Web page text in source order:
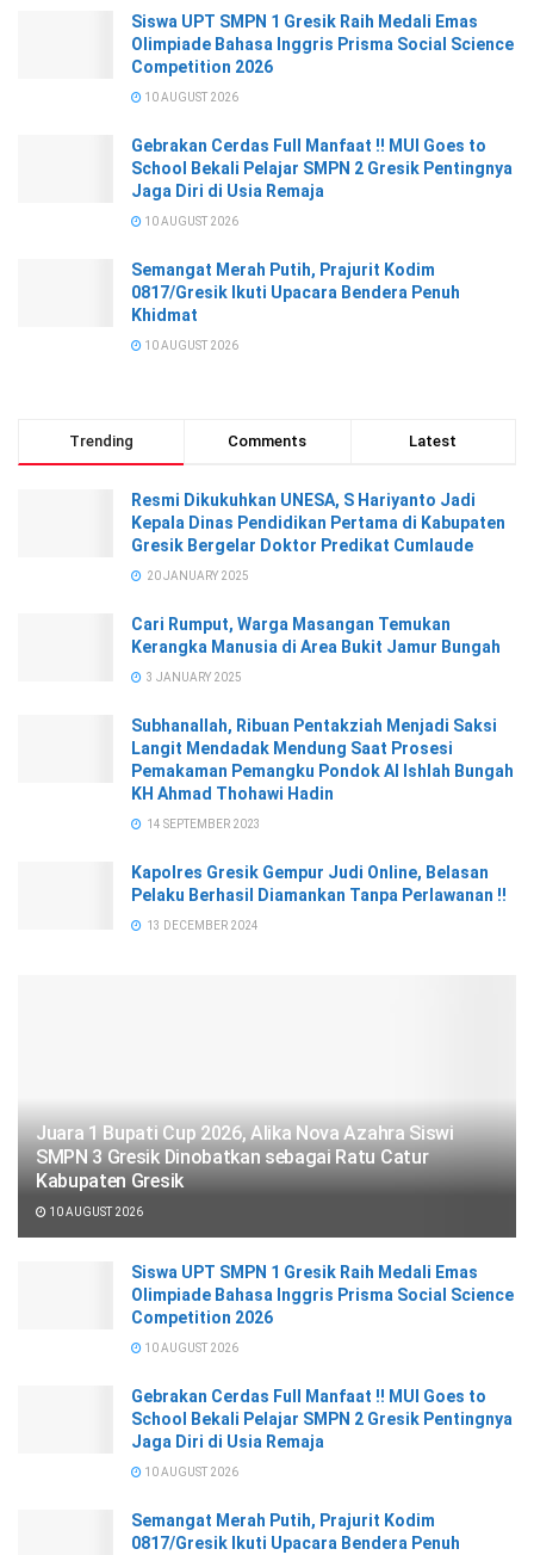
Siswa UPT SMPN 1 Gresik Raih Medali Emas
Olimpiade Bahasa Inggris Prisma Social Science
Competition 2026
10 AUGUST 2026
Gebrakan Cerdas Full Manfaat !! MUI Goes to
School Bekali Pelajar SMPN 2 Gresik Pentingnya
Jaga Diri di Usia Remaja
10 AUGUST 2026
Semangat Merah Putih, Prajurit Kodim
0817/Gresik Ikuti Upacara Bendera Penuh
Khidmat
10 AUGUST 2026
Trending Comments Latest
Resmi Dikukuhkan UNESA, S Hariyanto Jadi
Kepala Dinas Pendidikan Pertama di Kabupaten
Gresik Bergelar Doktor Predikat Cumlaude
20 JANUARY 2025
Cari Rumput, Warga Masangan Temukan
Kerangka Manusia di Area Bukit Jamur Bungah
3 JANUARY 2025
Subhanallah, Ribuan Pentakziah Menjadi Saksi
Langit Mendadak Mendung Saat Prosesi
Pemakaman Pemangku Pondok Al Ishlah Bungah
KH Ahmad Thohawi Hadin
14 SEPTEMBER 2023
Kapolres Gresik Gempur Judi Online, Belasan
Pelaku Berhasil Diamankan Tanpa Perlawanan !!
13 DECEMBER 2024
Juara 1 Bupati Cup 2026, Alika Nova Azahra Siswi
SMPN 3 Gresik Dinobatkan sebagai Ratu Catur
Kabupaten Gresik
10 AUGUST 2026
Siswa UPT SMPN 1 Gresik Raih Medali Emas
Olimpiade Bahasa Inggris Prisma Social Science
Competition 2026
10 AUGUST 2026
Gebrakan Cerdas Full Manfaat !! MUI Goes to
School Bekali Pelajar SMPN 2 Gresik Pentingnya
Jaga Diri di Usia Remaja
10 AUGUST 2026
Semangat Merah Putih, Prajurit Kodim
0817/Gresik Ikuti Upacara Bendera Penuh